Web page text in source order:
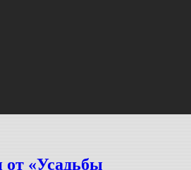
от «Усадьбы